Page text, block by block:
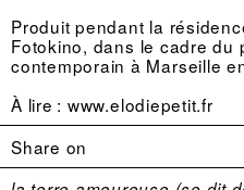
Produit pendant la
Fotokino, dans le cadre du
contemporain à Marseille
À lire : www.elodiepetit.fr
Share on